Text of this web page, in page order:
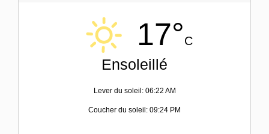
17°C
Ensoleillé
Lever du soleil: 06:22 AM
Coucher du soleil: 09:24 PM